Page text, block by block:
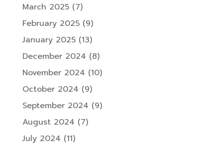
March 2025(7)
February 2025(9)
January 2025(13)
December 2024 (8)
November 2024 (10)
October 2024 (9)
September 2024 (9)
August 2024 (7)
July 2024 (11)